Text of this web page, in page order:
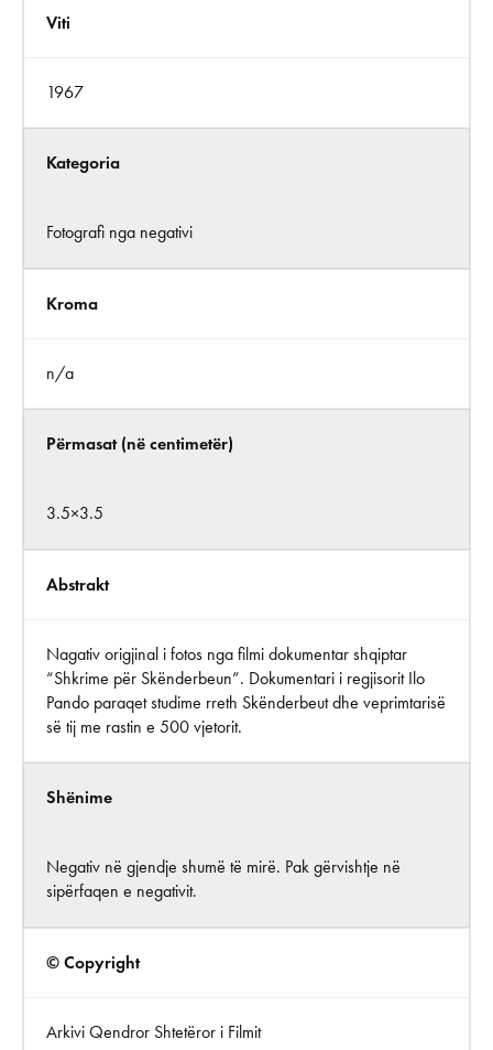
Viti
1967
Kategoria
Fotografi nga negativi
Kroma
n/a
Përmasat (në centimetër)
3.5×3.5
Abstrakt
Nagativ origjinal i fotos nga filmi dokumentar shqiptar
“Shkrime për Skënderbeun”. Dokumentari i regjisorit Ilo
Pando paraqet studime rreth Skënderbeut dhe veprimtarisë
së tij me rastin e 500 vjetorit.
Shënime
Negativ në gjendje shumë të mirë. Pak gërvishtje në
sipërfaqen e negativit.
© Copyright
Arkivi Qendror Shtetëror i Filmit